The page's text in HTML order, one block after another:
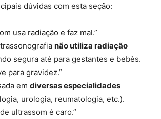
dúvidas com esta seção:
usa radiação e faz mal.”
não utiliza radiação
segura até para gestantes e bebês.
para gravidez.”
em diversas especialidades
urologia, reumatologia, etc.).
ultrassom é caro.”